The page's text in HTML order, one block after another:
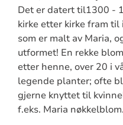
Det er datert til1300 -
kirke etter kirke fram
som er malt av Maria,
utformet! En rekke
etter henne, over 20 i
legende planter; ofte
gjerne knyttet til
f.eks. Maria nøkkelblom.